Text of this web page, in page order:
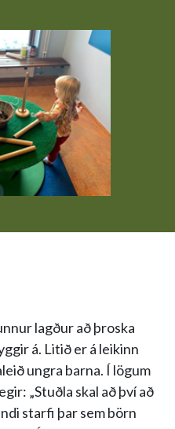
lagður að þroska
á. Litið er á leikinn
ungra barna. Í lögum
„Stuðla skal að því að
starfi þar sem börn